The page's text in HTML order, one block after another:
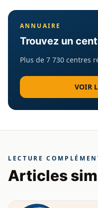
ANNUAIRE
Trouvez un
Plus de 7 730 centres
VOIR
LECTURE
Articles